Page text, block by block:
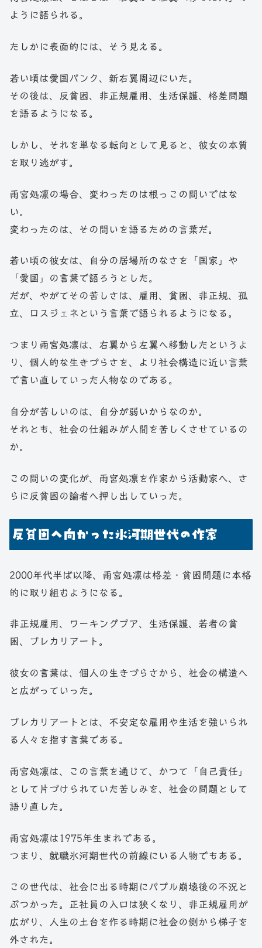
ように語られる。
たしかに表面的には、そう見える。
若い頃は愛国パンク、新右翼周辺にいた。
その後は、反貧困、非正規雇用、生活保護、格差問題
を語るようになる。
しかし、それを単なる転向として見ると、彼女の本質
を取り逃がす。
雨宮処凛の場合、変わったのは根っこの問いではな
い。
変わったのは、その問いを語るための言葉だ。
若い頃の彼女は、自分の居場所のなさを「国家」や
「愛国」の言葉で語ろうとした。
だが、やがてその苦しさは、雇用、貧困、非正規、孤
立、ロスジェネという言葉で語られるようになる。
つまり雨宮処凛は、右翼から左翼へ移動したというよ
り、個人的な生きづらさを、より社会構造に近い言葉
で言い直していった人物なのである。
自分が苦しいのは、自分が弱いからなのか。
それとも、社会の仕組みが人間を苦しくさせているの
か。
この問いの変化が、雨宮処凛を作家から活動家へ、さ
らに反貧困の論者へ押し出していった。
反貧困へ向かった氷河期世代の作家
2000年代半ば以降、雨宮処凛は格差・貧困問題に本格
的に取り組むようになる。
非正規雇用、ワーキングプア、生活保護、若者の貧
困、プレカリアート。
彼女の言葉は、個人の生きづらさから、社会の構造へ
と広がっていった。
プレカリアートとは、不安定な雇用や生活を強いられ
る人々を指す言葉である。
雨宮処凛は、この言葉を通じて、かつて「自己責任」
として片づけられていた苦しみを、社会の問題として
語り直した。
雨宮処凛は1975年生まれである。
つまり、就職氷河期世代の前線にいる人物でもある。
この世代は、社会に出る時期にバブル崩壊後の不況と
ぶつかった。正社員の入口は狭くなり、非正規雇用が
広がり、人生の土台を作る時期に社会の側から梯子を
外された。